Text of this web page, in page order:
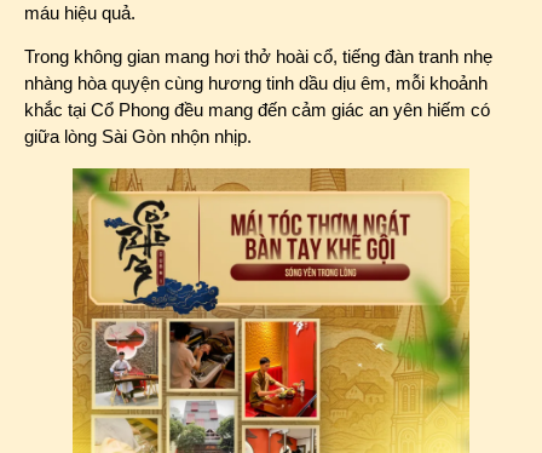
máu hiệu quả.
Trong không gian mang hơi thở hoài cổ, tiếng đàn tranh nhẹ
nhàng hòa quyện cùng hương tinh dầu dịu êm, mỗi khoảnh
khắc tại Cổ Phong đều mang đến cảm giác an yên hiếm có
giữa lòng Sài Gòn nhộn nhịp.